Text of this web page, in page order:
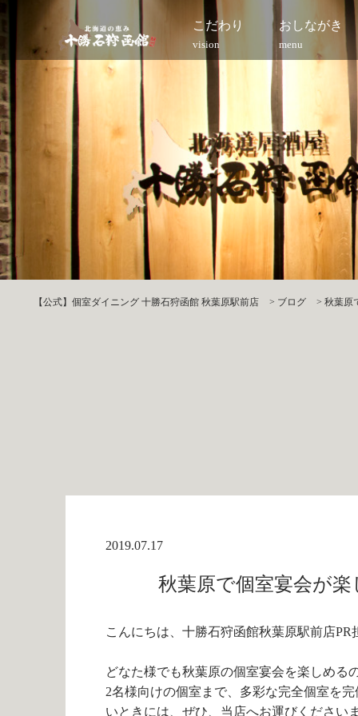
こだわり
vision
おしながき
menu
【公式】個室ダイニング 十勝石狩函館 秋葉原駅前店 > ブログ > 秋葉原
2019.07.17
秋葉原で個室宴会が
こんにちは、十勝石狩函館秋葉原駅前店PR
どなた様でも秋葉原の個室宴会を楽しめる
2名様向けの個室まで、多彩な完全個室を
いときには、ぜひ、当店へお運びください